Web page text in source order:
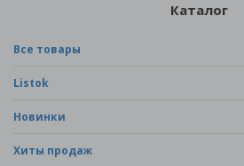
Каталог
Все товары
Listok
Новинки
Хиты продаж